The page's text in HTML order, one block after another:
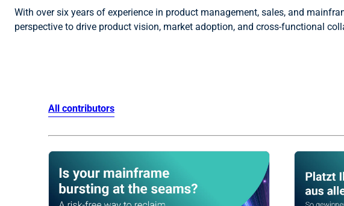
With over six years of experience in product management, sales, and
perspective to drive product vision, market adoption, and cross-functional
All contributors